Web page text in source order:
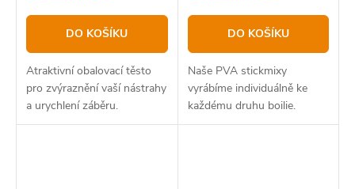
DO KOŠÍKU
Atraktivní obalovací těsto
pro zvýraznění vaší nástrahy
a urychlení záběru.
DO KOŠÍKU
Naše PVA stickmixy
vyrábíme individuálně ke
každému druhu boilie.